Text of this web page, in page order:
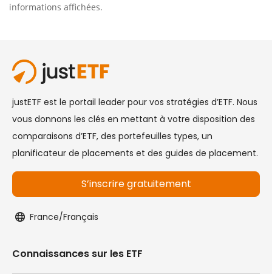
informations affichées.